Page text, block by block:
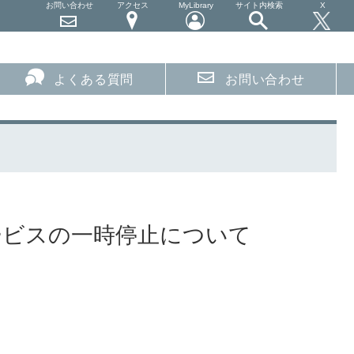
お問い合わせ アクセス MyLibrary サイト内検索 X
よくある質問 お問い合わせ
スの一時停止について